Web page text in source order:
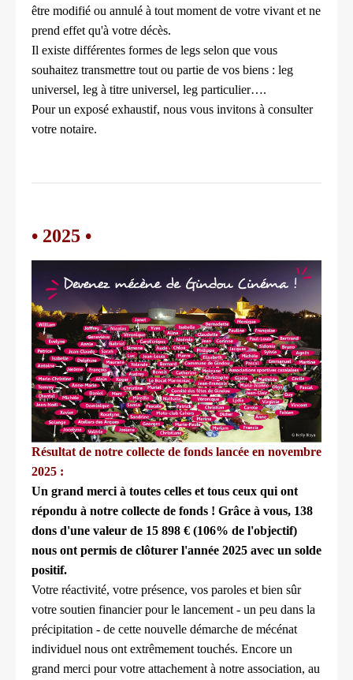
être modifié ou annulé à tout moment de votre vivant et ne
prend effet qu'à votre décès.
Il existe différentes formes de legs selon que vous
souhaitez transmettre tout ou partie de vos biens : leg
universel, leg à titre universel, leg particulier….
Pour un exposé exhaustif, nous vous invitons à consulter
votre notaire.
• 2025 •
Résultat de notre collecte de fonds lancée en novembre
2025 :
Un grand merci à toutes celles et tous ceux qui ont
répondu à notre collecte de fonds ! Grâce à vous, 138
dons d'une valeur de 15 898 € (106% de l'objectif)
nous ont permis de clôturer l'année 2025 avec un solde
positif.
Votre réactivité, votre présence, vos paroles et bien sûr
votre soutien financier pour le lancement - un peu dans la
précipitation - de cette nouvelle démarche de mécénat
individuel nous ont extrêmement touchés. Encore un
grand merci pour votre attachement à notre association, au